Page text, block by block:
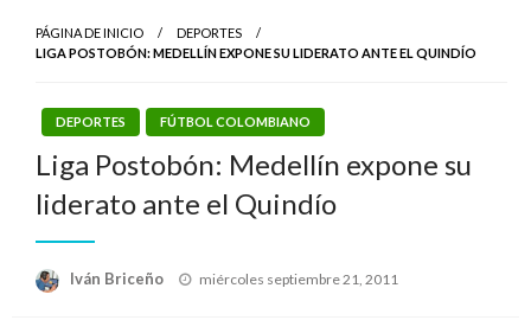
PÁGINA DE INICIO
DEPORTES
LIGA POSTOBÓN: MEDELLÍN EXPONE SU LIDERATO ANTE EL QUINDÍO
DEPORTES FÚTBOL COLOMBIANO
Liga Postobón: Medellín expone su
liderato ante el Quindío
Iván Briceño
Publicado
miércoles septiembre 21, 2011